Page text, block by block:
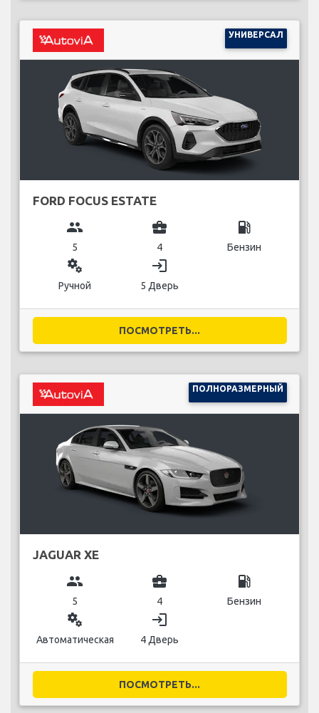
УНИВЕРСАЛ
FORD FOCUS ESTATE
group
5
business_center
4
local_gas_station
Бензин
miscellaneous_services
Ручной
login
5 Дверь
ПОСМОТРЕТЬ...
ПОЛНОРАЗМЕРНЫЙ
JAGUAR XE
group
5
business_center
4
local_gas_station
Бензин
miscellaneous_services
Автоматическая
login
4 Дверь
ПОСМОТРЕТЬ...